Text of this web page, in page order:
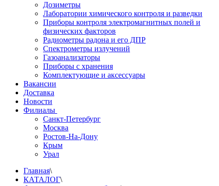
Дозиметры
Лаборатории химического контроля и разведки
Приборы контроля электромагнитных полей и
физических факторов
Радиометры радона и его ДПР
Спектрометры излучений
Газоанализаторы
Приборы с хранения
Комплектующие и аксессуары
Вакансии
Доставка
Новости
Филиалы
Санкт-Петербург
Москва
Ростов-На-Дону
Крым
Урал
Главная\
КАТАЛОГ\